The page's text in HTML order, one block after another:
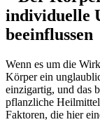
individuelle
beeinflussen
Wenn es um die
Körper ein
einzigartig, und das
pflanzliche
Faktoren, ⁢die⁣ hier